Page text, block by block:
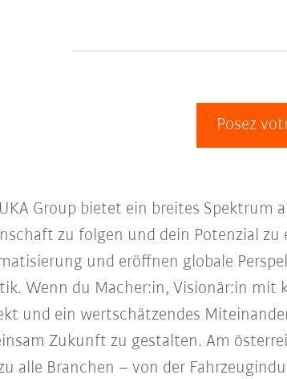
Posez
Group bietet ein breites
zu folgen und dein Potenzial
und eröffnen globale
Wenn du Macher:in, Visionär:in
und ein wertschätzendes
Zukunft zu gestalten. Am
alle Branchen – von der